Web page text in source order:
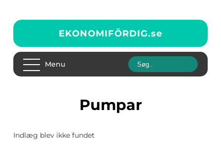
EKONOMIFÖRDIG.se
Menu
pumpar
Indlæg blev ikke fundet